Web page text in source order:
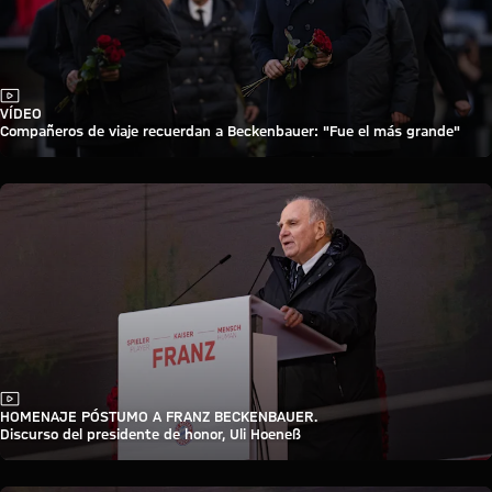
Vídeo
VÍDEO
Compañeros de viaje recuerdan a Beckenbauer: "Fue el más grande"
Vídeo
HOMENAJE PÓSTUMO A FRANZ BECKENBAUER.
Discurso del presidente de honor, Uli Hoeneß